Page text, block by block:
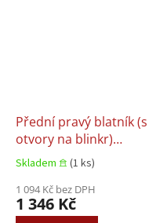
Přední pravý blatník (s
otvory na blinkr)
HYUNDAI SONATA IV
10.2001–11.2004
Skladem 𖠿 (1 ks)
1 094 Kč bez DPH
1 346 Kč